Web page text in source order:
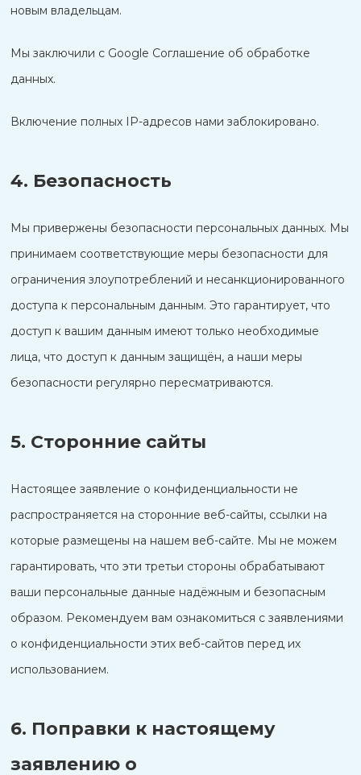
новым владельцам.
Мы заключили с Google Соглашение об обработке
данных.
Включение полных IP-адресов нами заблокировано.
4. Безопасность
Мы привержены безопасности персональных данных. Мы
принимаем соответствующие меры безопасности для
ограничения злоупотреблений и несанкционированного
доступа к персональным данным. Это гарантирует, что
доступ к вашим данным имеют только необходимые
лица, что доступ к данным защищён, а наши меры
безопасности регулярно пересматриваются.
5. Сторонние сайты
Настоящее заявление о конфиденциальности не
распространяется на сторонние веб-сайты, ссылки на
которые размещены на нашем веб-сайте. Мы не можем
гарантировать, что эти третьи стороны обрабатывают
ваши персональные данные надёжным и безопасным
образом. Рекомендуем вам ознакомиться с заявлениями
о конфиденциальности этих веб-сайтов перед их
использованием.
6. Поправки к настоящему
заявлению о